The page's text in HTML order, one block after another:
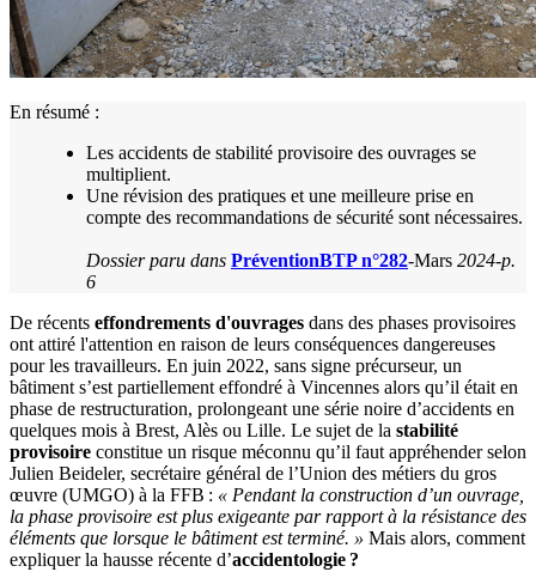
En résumé :
Les accidents de stabilité provisoire des ouvrages se
multiplient.
Une révision des pratiques et une meilleure prise en
compte des recommandations de sécurité sont nécessaires.
Dossier paru dans PréventionBTP n°282-Mars 2024-p.
6
De récents effondrements d'ouvrages dans des phases provisoires
ont attiré l'attention en raison de leurs conséquences dangereuses
pour les travailleurs. En juin 2022, sans signe précurseur, un
bâtiment s’est partiellement effondré à Vincennes alors qu’il était en
phase de restructuration, prolongeant une série noire d’accidents en
quelques mois à Brest, Alès ou Lille. Le sujet de la stabilité
provisoire constitue un risque méconnu qu’il faut appréhender selon
Julien Beideler, secrétaire général de l’Union des métiers du gros
œuvre (UMGO) à la FFB : « Pendant la construction d’un ouvrage,
la phase provisoire est plus exigeante par rapport à la résistance des
éléments que lorsque le bâtiment est terminé. » Mais alors, comment
expliquer la hausse récente d’accidentologie ?